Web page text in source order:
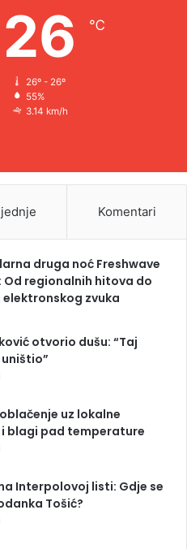
26 ℃
26º - 26º
55%
3.14 km/h
Komentari
druga noć Freshwave
Od regionalnih hitova do
zvuka
otvorio dušu: “Taj
uz lokalne
i blagi pad temperature
Interpolovoj listi: Gdje se
Tošić?